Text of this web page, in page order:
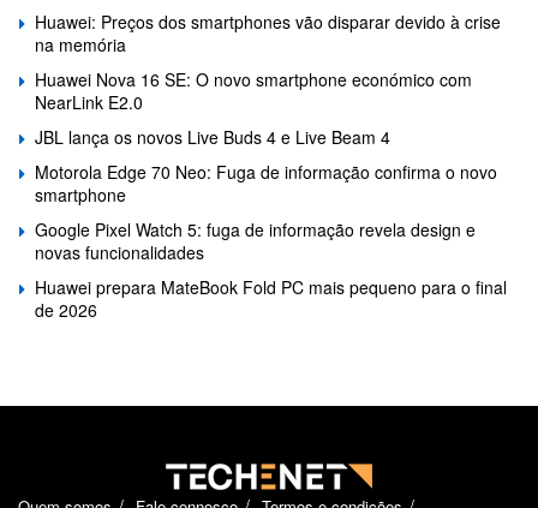
Huawei: Preços dos smartphones vão disparar devido à crise
na memória
Huawei Nova 16 SE: O novo smartphone económico com
NearLink E2.0
JBL lança os novos Live Buds 4 e Live Beam 4
Motorola Edge 70 Neo: Fuga de informação confirma o novo
smartphone
Google Pixel Watch 5: fuga de informação revela design e
novas funcionalidades
Huawei prepara MateBook Fold PC mais pequeno para o final
de 2026